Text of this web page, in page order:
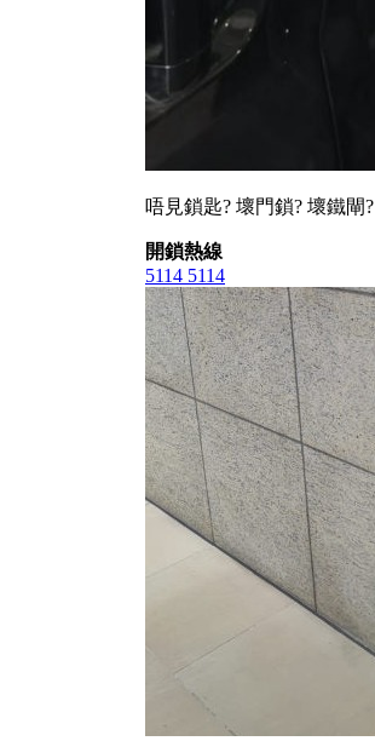
唔見鎖匙? 壞門鎖? 壞鐵閘?
開鎖熱線
5114 5114